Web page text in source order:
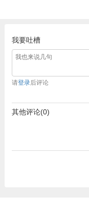
我要吐槽
请登录后评论
其他评论(0)